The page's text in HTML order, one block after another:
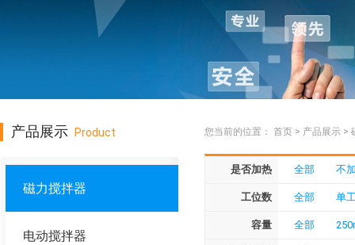
产品展示 Product
磁力搅拌器
电动搅拌器
您当前的位置： 首页 > 产品展示 >
是否加热 全部 不
工位数 全部 单
容量 全部